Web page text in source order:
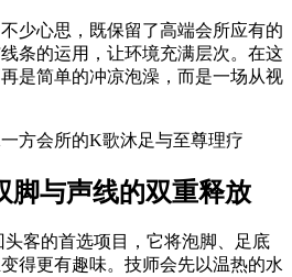
少心思，既保留了高端会所应有的
条的运用，让环境充满层次。在这
是简单的冲凉泡澡，而是一场从视
脚与声线的双重释放
客的首选项目，它将泡脚、足底
得更有趣味。技师会先以温热的水